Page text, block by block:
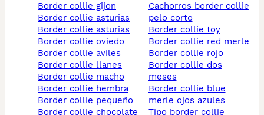
border collie gijon
border collie asturias
border collie asturias
border collie oviedo
border collie aviles
border collie llanes
border collie macho
border collie hembra
border collie pequeño
border collie chocolate
cachorros border collie
pelo corto
border collie toy
border collie red merle
border collie rojo
border collie dos
meses
border collie blue
merle ojos azules
tipo border collie